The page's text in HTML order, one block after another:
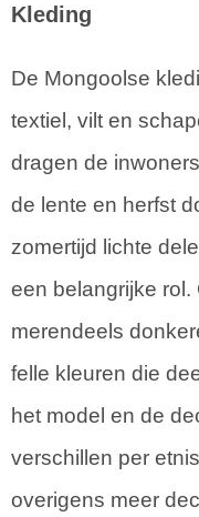
Kleding
De Mongoolse
textiel, vilt en
dragen de
de lente en herfst
zomertijd lichte
een belangrijke
merendeels
felle kleuren die
het model en de
verschillen per
overigens meer